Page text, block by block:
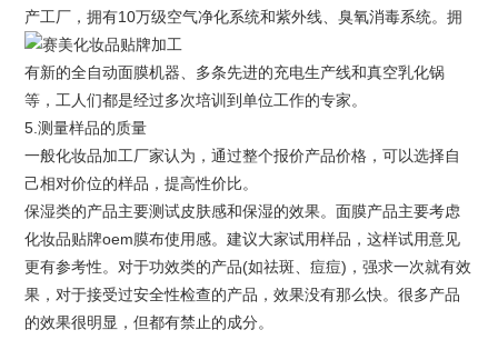
产工厂，拥有10万级空气净化系统和紫外线、臭氧消毒系统。拥
有新的全自动面膜机器、多条先进的充电生产线和真空乳化锅
等，工人们都是经过多次培训到单位工作的专家。
5.测量样品的质量
一般化妆品加工厂家认为，通过整个报价产品价格，可以选择自
己相对价位的样品，提高性价比。
保湿类的产品主要测试皮肤感和保湿的效果。面膜产品主要考虑
化妆品贴牌oem膜布使用感。建议大家试用样品，这样试用意见
更有参考性。对于功效类的产品(如祛斑、痘痘)，强求一次就有效
果，对于接受过安全性检查的产品，效果没有那么快。很多产品
的效果很明显，但都有禁止的成分。